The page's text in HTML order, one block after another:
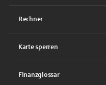
Rechner
Karte sperren
Finanzglossar